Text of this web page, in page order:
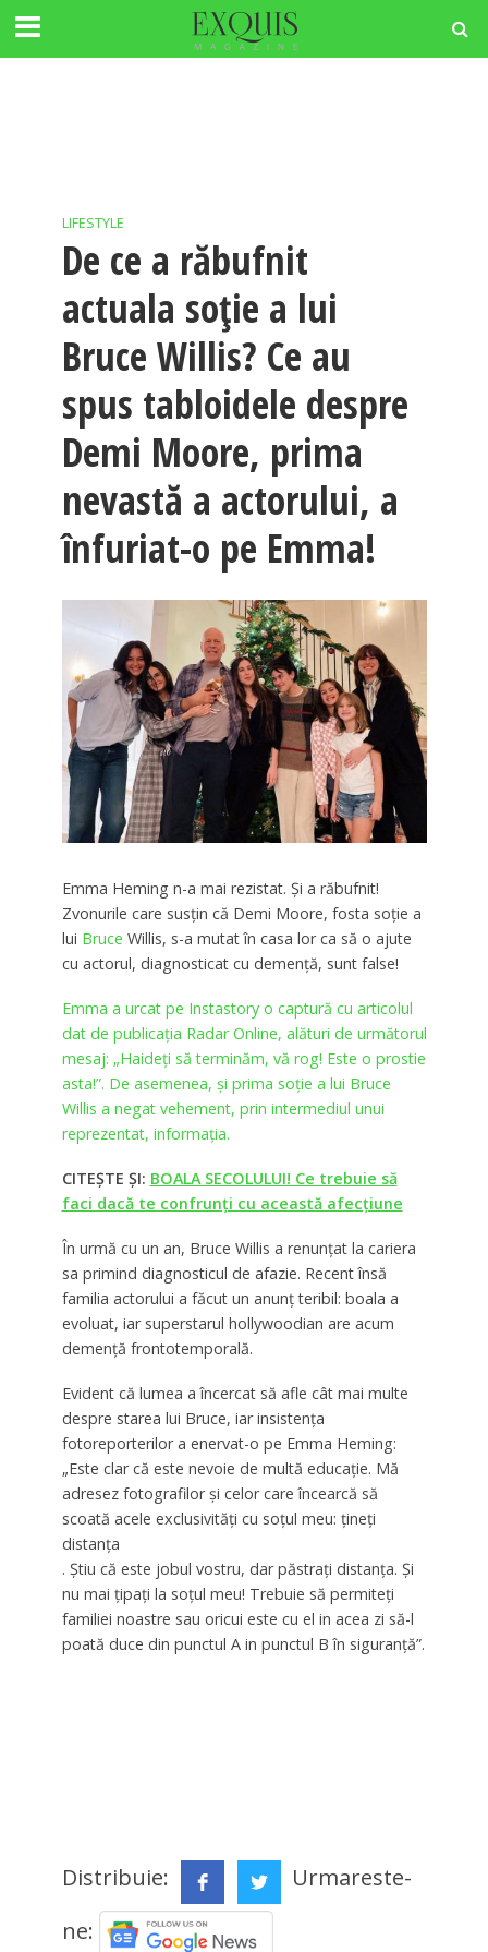
LIFESTYLE
De ce a răbufnit
actuala soție a lui
Bruce Willis? Ce au
spus tabloidele despre
Demi Moore, prima
nevastă a actorului, a
înfuriat-o pe Emma!
Emma Heming n-a mai rezistat. Și a răbufnit!
Zvonurile care susțin că Demi Moore, fosta soție a
lui Bruce Willis, s-a mutat în casa lor ca să o ajute
cu actorul, diagnosticat cu demență, sunt false!
Emma a urcat pe Instastory o captură cu articolul
dat de publicația Radar Online, alături de următorul
mesaj: „Haideți să terminăm, vă rog! Este o prostie
asta!”. De asemenea, și prima soție a lui Bruce
Willis a negat vehement, prin intermediul unui
reprezentat, informația.
CITEȘTE ȘI: BOALA SECOLULUI! Ce trebuie să
faci dacă te confrunți cu această afecțiune
În urmă cu un an, Bruce Willis a renunțat la cariera
sa primind diagnosticul de afazie. Recent însă
familia actorului a făcut un anunț teribil: boala a
evoluat, iar superstarul hollywoodian are acum
demență frontotemporală.
Evident că lumea a încercat să afle cât mai multe
despre starea lui Bruce, iar insistența
fotoreporterilor a enervat-o pe Emma Heming:
„Este clar că este nevoie de multă educație. Mă
adresez fotografilor și celor care încearcă să
scoată acele exclusivități cu soțul meu: țineți
distanța
. Știu că este jobul vostru, dar păstrați distanța. Și
nu mai țipați la soțul meu! Trebuie să permiteți
familiei noastre sau oricui este cu el in acea zi să-l
poată duce din punctul A in punctul B în siguranță”.
Distribuie:
Urmareste-
ne: